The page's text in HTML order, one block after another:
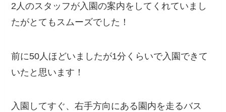
2人のスタッフが入園の案内をしてくれていまし
たがとてもスムーズでした！
前に50人ほどいましたが1分くらいで入園できて
いたと思います！
入園してすぐ、右手方向にある園内を走るバス